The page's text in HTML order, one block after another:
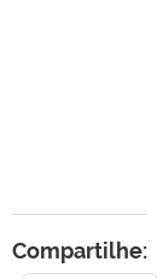
Compartilhe: